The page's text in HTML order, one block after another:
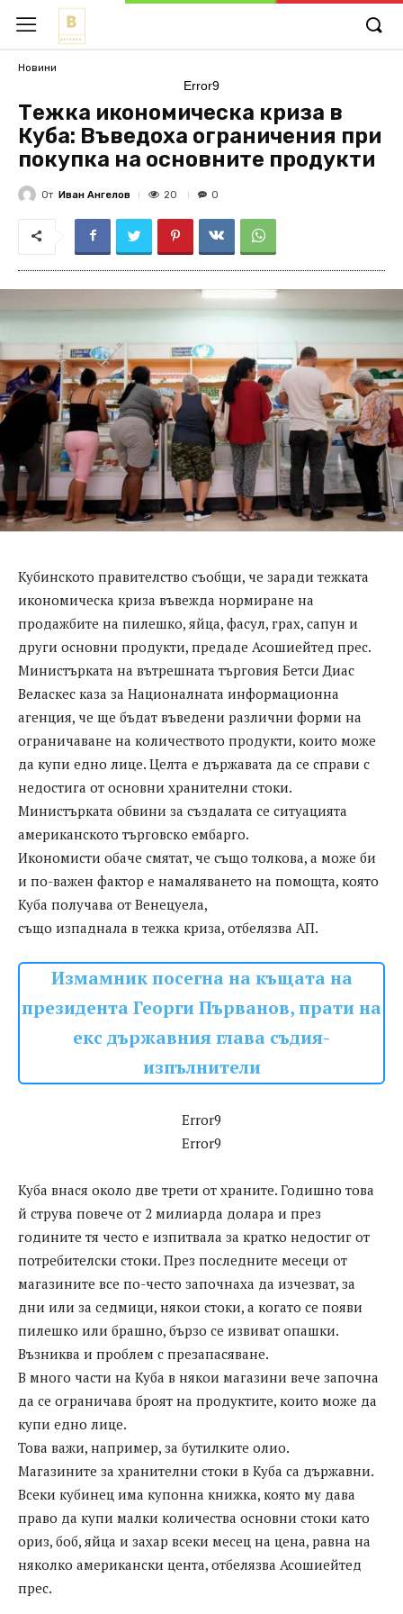
Новини
Error9
Тежка икономическа криза в
Куба: Въведоха ограничения при
покупка на основните продукти
От Иван Ангелов 20 0
Кубинското правителство съобщи, че заради тежката
икономическа криза въвежда нормиране на
продажбите на пилешко, яйца, фасул, грах, сапун и
други основни продукти, предаде Асошиейтед прес.
Министърката на вътрешната търговия Бетси Диас
Веласкес каза за Националната информационна
агенция, че ще бъдат въведени различни форми на
ограничаване на количеството продукти, които може
да купи едно лице. Целта е държавата да се справи с
недостига от основни хранителни стоки.
Министърката обвини за създалата се ситуацията
американското търговско ембарго.
Икономисти обаче смятат, че също толкова, а може би
и по-важен фактор е намаляването на помощта, която
Куба получава от Венецуела,
също изпаднала в тежка криза, отбелязва АП.
Измамник посегна на къщата на
президента Георги Първанов, прати на
екс държавния глава съдия-
изпълнители
Error9
Error9
Куба внася около две трети от храните. Годишно това
й струва повече от 2 милиарда долара и през
годините тя често е изпитвала за кратко недостиг от
потребителски стоки. През последните месеци от
магазините все по-често започнаха да изчезват, за
дни или за седмици, някои стоки, а когато се появи
пилешко или брашно, бързо се извиват опашки.
Възниква и проблем с презапасяване.
В много части на Куба в някои магазини вече започна
да се ограничава броят на продуктите, които може да
купи едно лице.
Това важи, например, за бутилките олио.
Магазините за хранителни стоки в Куба са държавни.
Всеки кубинец има купонна книжка, която му дава
право да купи малки количества основни стоки като
ориз, боб, яйца и захар всеки месец на цена, равна на
няколко американски цента, отбелязва Асошиейтед
прес.